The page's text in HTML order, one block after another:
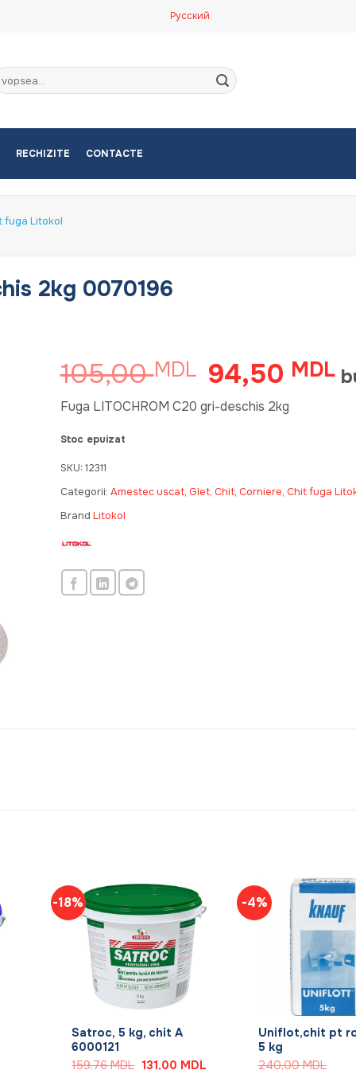
Русский
RECHIZITE CONTACTE
fuga Litokol
2kg 0070196
105,00MDL Prețul
inițial
a
94,50 MDL
Fuga LITOCHROM C20 gri-deschis 2kg
Stoc epuizat
SKU:12311
Categorii: Amestec uscat, Glet, Chit, Corniere, Chit fuga
Brand Litokol
-18%
Satroc, 5 kg, chit A
6000121
159,76MDL Prețul
131,00 MDLPrețul
-4%
Uniflot,chit pt
5 kg
240,00MDL